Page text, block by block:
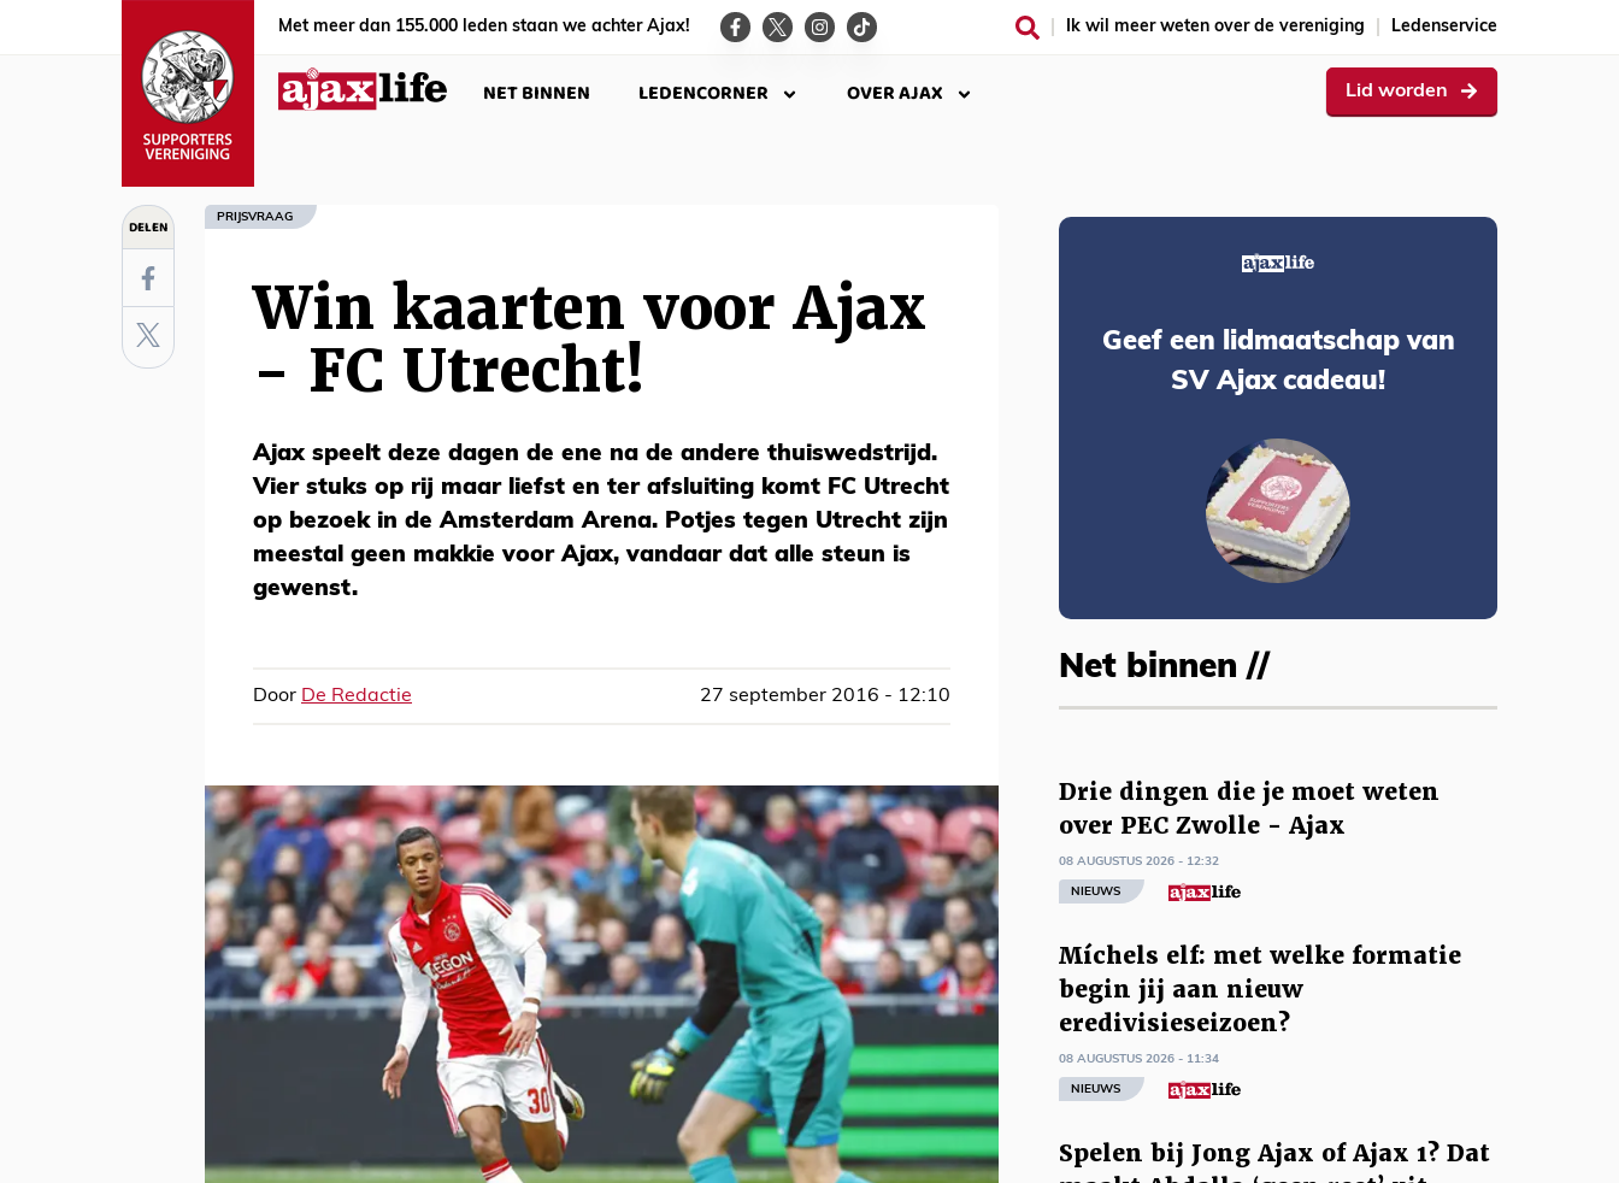
Met meer dan 155.000 leden staan we achter Ajax! Ik wil meer weten over de vereniging Ledenservice
NET BINNEN LEDENCORNER OVER AJAX Lid worden
DELEN PRIJSVRAAG
Win kaarten voor Ajax
- FC Utrecht!
Ajax speelt deze dagen de ene na de andere thuiswedstrijd.
Vier stuks op rij maar liefst en ter afsluiting komt FC Utrecht
op bezoek in de Amsterdam Arena. Potjes tegen Utrecht zijn
meestal geen makkie voor Ajax, vandaar dat alle steun is
gewenst.
Door De Redactie 27 september 2016 - 12:10
Geef een lidmaatschap van
SV Ajax cadeau!
Net binnen //
Drie dingen die je moet weten
over PEC Zwolle - Ajax
08 AUGUSTUS 2026 - 12:32
NIEUWS
Míchels elf: met welke formatie
begin jij aan nieuw
eredivisieseizoen?
08 AUGUSTUS 2026 - 11:34
NIEUWS
Spelen bij Jong Ajax of Ajax 1? Dat